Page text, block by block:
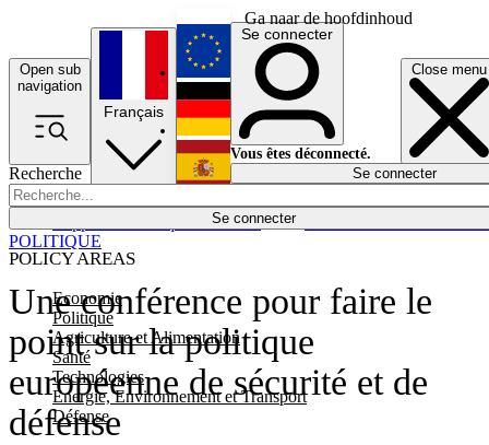
Ga naar de hoofdinhoud
Open sub
navigation
Close menu
Recherche
Se connecter
POLICY AREAS
Economie
Politique
Agriculture et Alimentation
Santé
Technologies
Energie, Environnement et Transport
Défense
Économie
Français
English
Deutsch
Español
Se connecter
Vous êtes déconnecté.
Se connecter
Une conférence pour faire le
point sur la politique
européenne de sécurité et de
défense
POLITIQUE